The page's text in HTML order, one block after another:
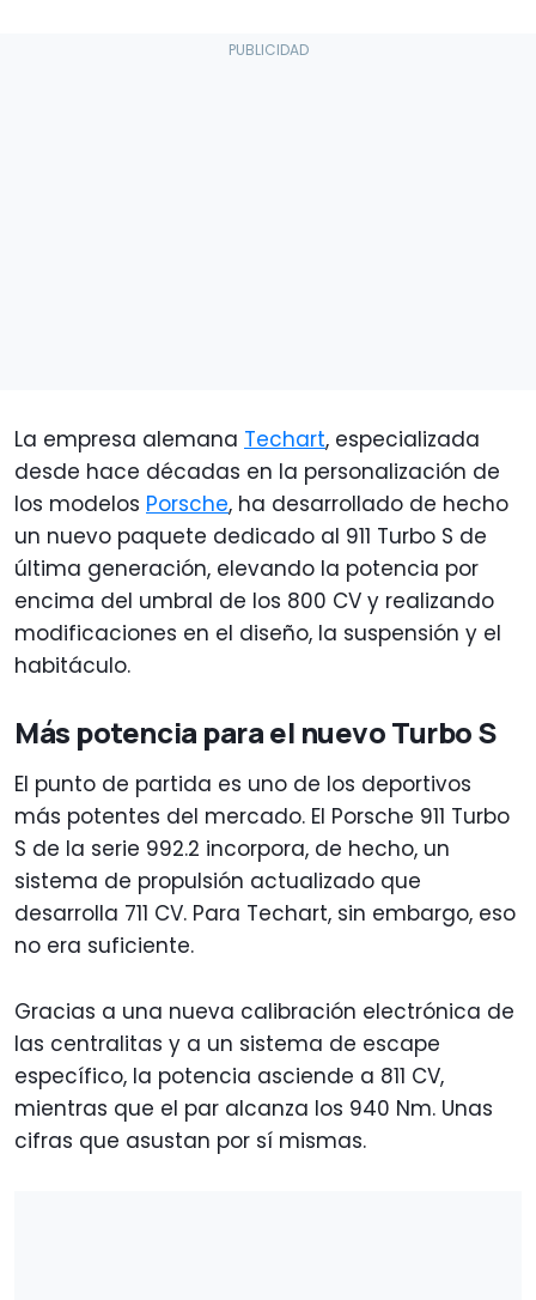
La empresa alemana Techart, especializada
desde hace décadas en la personalización de
los modelos Porsche, ha desarrollado de hecho
un nuevo paquete dedicado al 911 Turbo S de
última generación, elevando la potencia por
encima del umbral de los 800 CV y realizando
modificaciones en el diseño, la suspensión y el
habitáculo.
Más potencia para el nuevo Turbo S
El punto de partida es uno de los deportivos
más potentes del mercado. El Porsche 911 Turbo
S de la serie 992.2 incorpora, de hecho, un
sistema de propulsión actualizado que
desarrolla 711 CV. Para Techart, sin embargo, eso
no era suficiente.
Gracias a una nueva calibración electrónica de
las centralitas y a un sistema de escape
específico, la potencia asciende a 811 CV,
mientras que el par alcanza los 940 Nm. Unas
cifras que asustan por sí mismas.